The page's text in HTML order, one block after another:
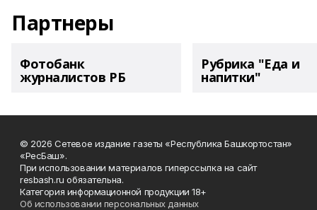
Партнеры
Фотобанк
журналистов РБ
Рубрика "Еда и
напитки"
© 2026 Сетевое издание газеты «Республика Башкортостан»
«РесБаш».
При использовании материалов гиперссылка на сайт
resbash.ru обязательна.
Категория информационной продукции 18+
Об использовании персональных данных